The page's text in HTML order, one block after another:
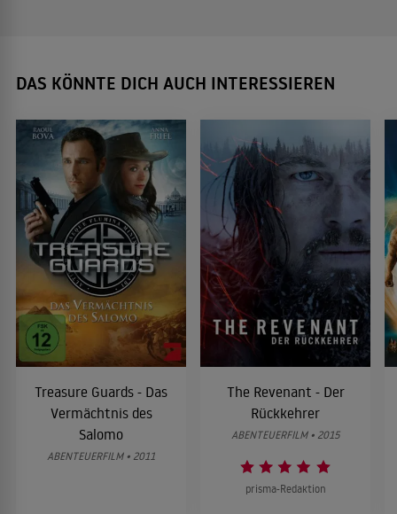
DAS KÖNNTE DICH AUCH INTERESSIEREN
Treasure Guards - Das
Vermächtnis des
Salomo
ABENTEUERFILM • 2011
The Revenant - Der
Rückkehrer
ABENTEUERFILM • 2015
prisma-Redaktion